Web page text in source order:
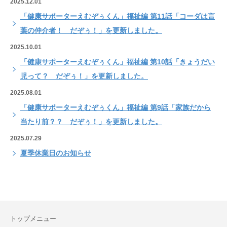
「健康サポーターえむぞぅくん」福祉編 第11話「コーダは言
葉の仲介者！ だぞぅ！」を更新しました。
2025.10.01
「健康サポーターえむぞぅくん」福祉編 第10話「きょうだい
児って？ だぞぅ！」を更新しました。
2025.08.01
「健康サポーターえむぞぅくん」福祉編 第9話「家族だから
当たり前？？ だぞぅ！」を更新しました。
2025.07.29
夏季休業日のお知らせ
トップメニュー